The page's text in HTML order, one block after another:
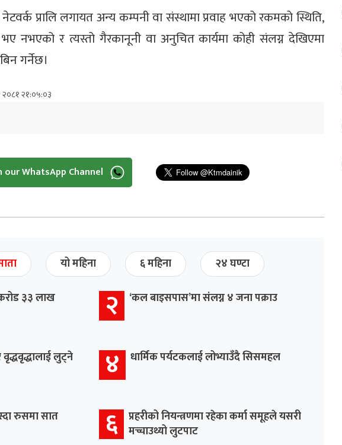
प्रालि लगायत अन्य कम्पनी वा संस्थामा प्रवाह भएको रकमको स्थिति,
नभएको र त्यस्तो गैरकानूनी वा अनुचित कार्यमा कोही संलग्न देखिएमा
गर्नेछ।
२०८१ २१:०५:०३
our WhatsApp Channel
यो महिना ६ महिना २४ घण्टा
३३ लाख
२ ‘कल बाइसपास’मा संलग्न ४ जना पक्राउ
वृद्धवृद्धालाई लुट्ने
४ धार्मिक पर्यटकलाई लोभ्याउँदै सिसमहल
रुसमा सात
६ प्रहरीको नियन्त्रणमा रहेका कर्मा समूहले यसरी
मच्चाउथ्यो लुटपाट